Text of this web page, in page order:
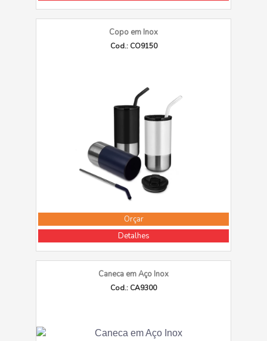
Copo em Inox
Cod.: CO9150
Orçar
Detalhes
Caneca em Aço Inox
Cod.: CA9300